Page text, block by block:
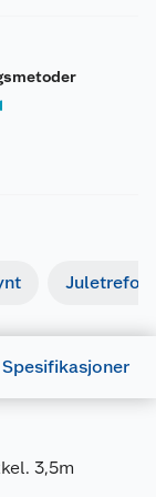
Juletrefot
Spesifikasjoner
3,5m